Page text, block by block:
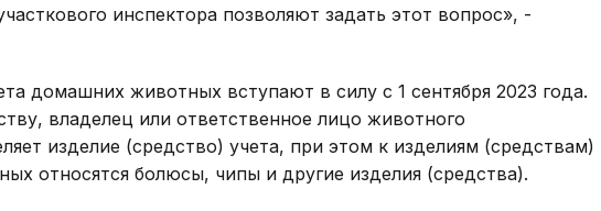
инспектора позволяют задать этот вопрос», -
домашних животных вступают в силу с 1 сентября 2023 года.
владелец или ответственное лицо животного
изделие (средство) учета, при этом к изделиям (средствам)
относятся болюсы, чипы и другие изделия (средства).